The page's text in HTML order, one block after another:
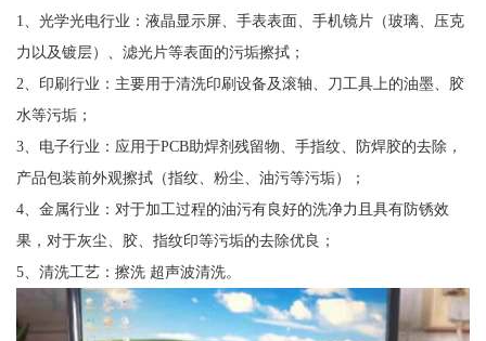
1、光学光电行业：液晶显示屏、手表表面、手机镜片（玻璃、压克
力以及镀层）、滤光片等表面的污垢擦拭；
2、印刷行业：主要用于清洗印刷设备及滚轴、刀工具上的油墨、胶
水等污垢；
3、电子行业：应用于PCB助焊剂残留物、手指纹、防焊胶的去除，
产品包装前外观擦拭（指纹、粉尘、油污等污垢）；
4、金属行业：对于加工过程的油污有良好的洗净力且具有防锈效
果，对于灰尘、胶、指纹印等污垢的去除优良；
5、清洗工艺：擦洗 超声波清洗。